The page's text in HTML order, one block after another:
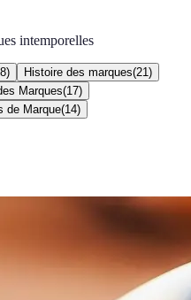
intemporelles
) Histoire des marques(21 )
Marques(17)
de Marque(14)